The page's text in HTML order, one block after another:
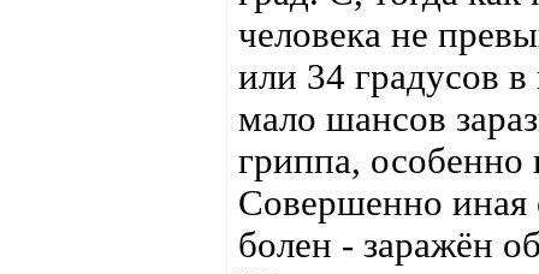
человека не
или 34 градусов
мало шансов
гриппа,
Совершенно иная
болен - заражён